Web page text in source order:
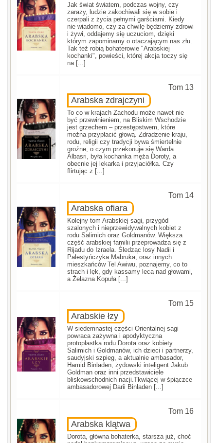
Jak świat światem, podczas wojny, czy
zarazy, ludzie zakochiwali się w sobie i
czerpali z życia pełnymi garściami. Kiedy
nie wiadomo, czy za chwilę będziemy zdrowi
i żywi, oddajemy się uczuciom, dzięki
którym zapominamy o otaczającym nas złu.
Tak też robią bohaterowie "Arabskiej
kochanki", powieści, której akcja toczy się
na [...]
Tom 13
Arabska zdrajczyni
To co w krajach Zachodu może nawet nie
być przewinieniem, na Bliskim Wschodzie
jest grzechem – przestępstwem, które
można przypłacić głową. Zdradzenie kraju,
rodu, religii czy tradycji bywa śmiertelnie
groźne, o czym przekonuje się Warda
Albasri, była kochanka męża Doroty, a
obecnie jej lekarka i przyjaciółka. Czy
flirtując z [...]
Tom 14
Arabska ofiara
Kolejny tom Arabskiej sagi, przygód
szalonych i nieprzewidywalnych kobiet z
rodu Salimich oraz Goldmanów. Większa
część arabskiej familii przeprowadza się z
Rijadu do Izraela. Śledząc losy Nadii i
Palestyńczyka Mabruka, oraz innych
mieszkańców Tel Awiwu, poznajemy, co to
strach i lęk, gdy kassamy lecą nad głowami,
a Żelazna Kopuła [...]
Tom 15
Arabskie łzy
W siedemnastej części Orientalnej sagi
powraca zażywna i apodyktyczna
protoplastka rodu Dorota oraz kobiety
Salimich i Goldmanów, ich dzieci i partnerzy,
saudyjski szpieg, a aktualnie ambasador,
Hamid Binladen, żydowski inteligent Jakub
Goldman oraz inni przedstawiciele
bliskowschodnich nacji.Tkwiącej w śpiączce
ambasadorowej Darii Binladen [...]
Tom 16
Arabska klątwa
Dorota, główna bohaterka, starsza już, choć